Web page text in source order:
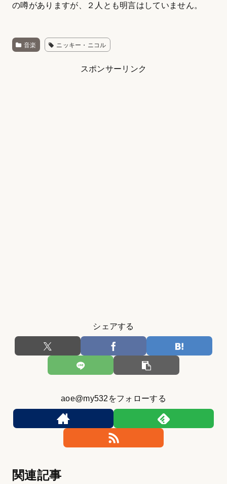
の噂がありますが、２人とも明言はしていません。
音楽 ニッキー・ニコル
スポンサーリンク
シェアする
aoe@my532をフォローする
関連記事